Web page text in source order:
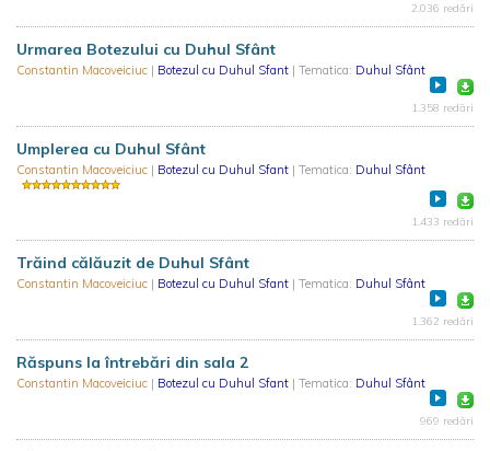
2.036 redări
Urmarea Botezului cu Duhul Sfânt
Constantin Macoveiciuc | Botezul cu Duhul Sfant | Tematica: Duhul Sfânt
1.358 redări
Umplerea cu Duhul Sfânt
Constantin Macoveiciuc | Botezul cu Duhul Sfant | Tematica: Duhul Sfânt
1.433 redări
Trăind călăuzit de Duhul Sfânt
Constantin Macoveiciuc | Botezul cu Duhul Sfant | Tematica: Duhul Sfânt
1.362 redări
Răspuns la întrebări din sala 2
Constantin Macoveiciuc | Botezul cu Duhul Sfant | Tematica: Duhul Sfânt
969 redări